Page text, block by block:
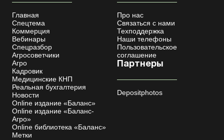
Главная
Спецтема
Коммерция
Вебинары
Спецразбор
Агросоветчики
Агро
Кадровик
Медицинские КНП
Реальная бухгалтерия
Новости
Online издание «Баланс»
Online издание «Баланс-
Агро»
Online библиотека «Баланс»
Метки
Про нас
Связаться с нами
Техподдержка
Наши телефоны
Пользовательское
соглашение
Партнеры
Depositphotos